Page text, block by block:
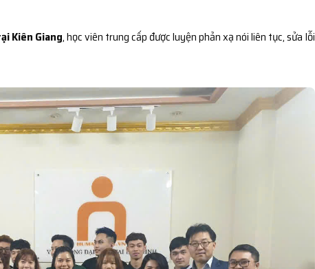
Kiên Giang, học viên trung cấp được luyện phản xạ nói liên tục, sửa lỗi